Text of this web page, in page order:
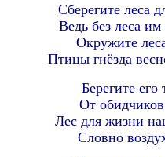
Сберегите леса
Ведь без леса
Окружите
Птицы гнёзда
Берегите его
От
Лес для жизни
Словно